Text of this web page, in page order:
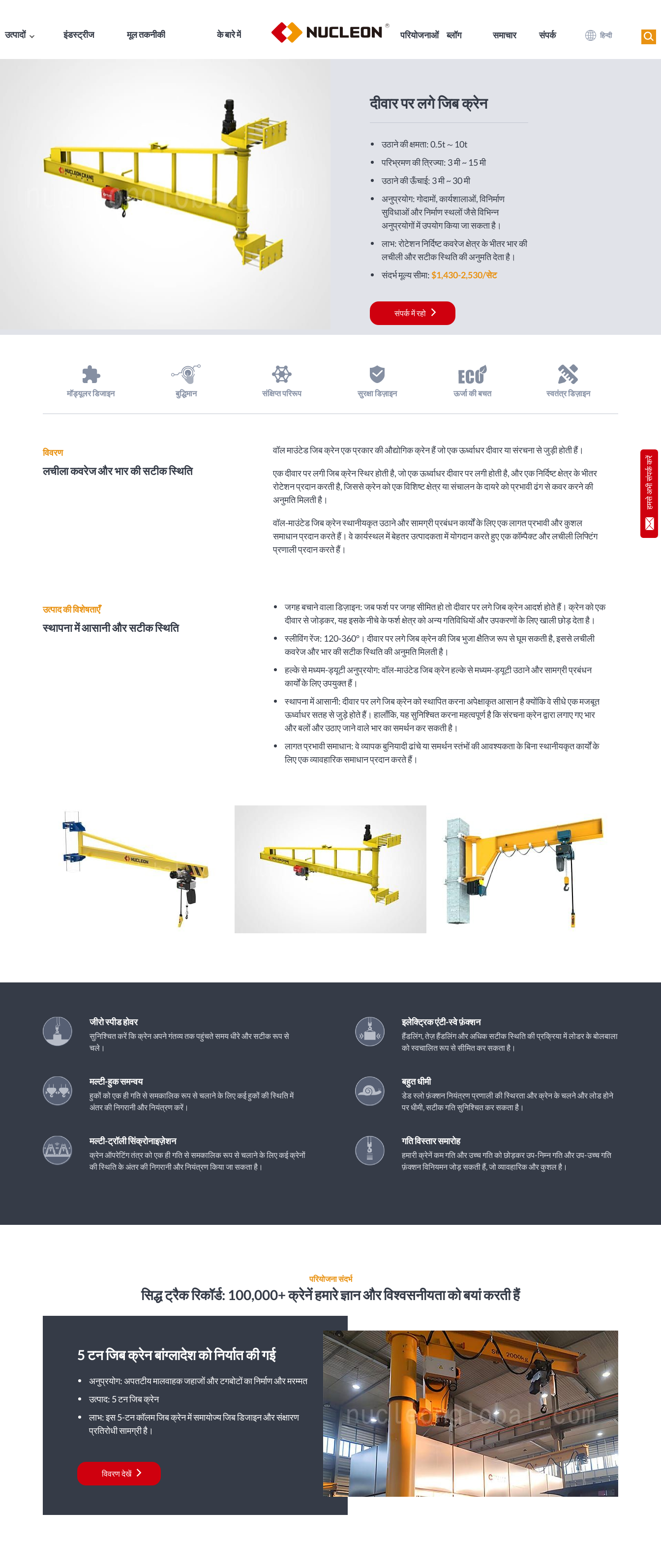
उत्पादों इंडस्ट्रीज मूल तकनीकी के बारे में परियोजनाओं ब्लॉग समाचार संपर्क हिन्दी
दीवार पर लगे जिब क्रेन
उठाने की क्षमता: 0.5t～10t
परिभ्रमण की त्रिज्या: 3 मी ~ 15 मी
उठाने की ऊँचाई: 3 मी ~ 30 मी
अनुप्रयोग: गोदामों, कार्यशालाओं, विनिर्माण
सुविधाओं और निर्माण स्थलों जैसे विभिन्न
अनुप्रयोगों में उपयोग किया जा सकता है।
लाभ: रोटेशन निर्दिष्ट कवरेज क्षेत्र के भीतर भार की
लचीली और सटीक स्थिति की अनुमति देता है।
संदर्भ मूल्य सीमा:$1,430-2,530/सेट
संपर्क में रहो
मॉड्यूलर डिजाइन बुद्धिमान संक्षिप्त परिरूप सुरक्षा डिज़ाइन ऊर्जा की बचत स्वतंत्र डिज़ाइन
विवरण
लचीला कवरेज और भार की सटीक स्थिति
वॉल माउंटेड जिब क्रेन एक प्रकार की औद्योगिक क्रेन हैं जो एक ऊर्ध्वाधर दीवार या संरचना से जुड़ी होती हैं।
एक दीवार पर लगी जिब क्रेन स्थिर होती है, जो एक ऊर्ध्वाधर दीवार पर लगी होती है, और एक निर्दिष्ट क्षेत्र के भीतर
रोटेशन प्रदान करती है, जिससे क्रेन को एक विशिष्ट क्षेत्र या संचालन के दायरे को प्रभावी ढंग से कवर करने की
अनुमति मिलती है।
वॉल-माउंटेड जिब क्रेन स्थानीयकृत उठाने और सामग्री प्रबंधन कार्यों के लिए एक लागत प्रभावी और कुशल
समाधान प्रदान करते हैं। वे कार्यस्थल में बेहतर उत्पादकता में योगदान करते हुए एक कॉम्पैक्ट और लचीली लिफ्टिंग
प्रणाली प्रदान करते हैं।
उत्पाद की विशेषताएँ
स्थापना में आसानी और सटीक स्थिति
जगह बचाने वाला डिज़ाइन: जब फर्श पर जगह सीमित हो तो दीवार पर लगे जिब क्रेन आदर्श होते हैं। क्रेन को एक
दीवार से जोड़कर, यह इसके नीचे के फर्श क्षेत्र को अन्य गतिविधियों और उपकरणों के लिए खाली छोड़ देता है।
स्लीविंग रेंज: 120-360°। दीवार पर लगे जिब क्रेन की जिब भुजा क्षैतिज रूप से घूम सकती है, इससे लचीली
कवरेज और भार की सटीक स्थिति की अनुमति मिलती है।
हल्के से मध्यम-ड्यूटी अनुप्रयोग: वॉल-माउंटेड जिब क्रेन हल्के से मध्यम-ड्यूटी उठाने और सामग्री प्रबंधन
कार्यों के लिए उपयुक्त हैं।
स्थापना में आसानी: दीवार पर लगे जिब क्रेन को स्थापित करना अपेक्षाकृत आसान है क्योंकि वे सीधे एक मजबूत
ऊर्ध्वाधर सतह से जुड़े होते हैं। हालाँकि, यह सुनिश्चित करना महत्वपूर्ण है कि संरचना क्रेन द्वारा लगाए गए भार
और बलों और उठाए जाने वाले भार का समर्थन कर सकती है।
लागत प्रभावी समाधान: वे व्यापक बुनियादी ढांचे या समर्थन स्तंभों की आवश्यकता के बिना स्थानीयकृत कार्यों के
लिए एक व्यावहारिक समाधान प्रदान करते हैं।
जीरो स्पीड होवर
सुनिश्चित करें कि क्रेन अपने गंतव्य तक पहुंचते समय धीरे और सटीक रूप से
चले।
इलेक्ट्रिक एंटी-स्वे फ़ंक्शन
हैंडलिंग, तेज़ हैंडलिंग और अधिक सटीक स्थिति की प्रक्रिया में लोडर के बोलबाला
को स्वचालित रूप से सीमित कर सकता है।
मल्टी-हुक समन्वय
हुकों को एक ही गति से समकालिक रूप से चलाने के लिए कई हुकों की स्थिति में
अंतर की निगरानी और नियंत्रण करें।
बहुत धीमी
डेड स्लो फ़ंक्शन नियंत्रण प्रणाली की स्थिरता और क्रेन के चलने और लोड होने
पर धीमी, सटीक गति सुनिश्चित कर सकता है।
मल्टी-ट्रॉली सिंक्रोनाइज़ेशन
क्रेन ऑपरेटिंग तंत्र को एक ही गति से समकालिक रूप से चलाने के लिए कई क्रेनों
की स्थिति के अंतर की निगरानी और नियंत्रण किया जा सकता है।
गति विस्तार समारोह
हमारी क्रेनें कम गति और उच्च गति को छोड़कर उप-निम्न गति और उप-उच्च गति
फ़ंक्शन विनियमन जोड़ सकती हैं, जो व्यावहारिक और कुशल है।
परियोजना संदर्भ
सिद्ध ट्रैक रिकॉर्ड: 100,000+ क्रेनें हमारे ज्ञान और विश्वसनीयता को बयां करती हैं
5 टन जिब क्रेन बांग्लादेश को निर्यात की गई
अनुप्रयोग: अपतटीय मालवाहक जहाजों और टगबोटों का निर्माण और मरम्मत
उत्पाद: 5 टन जिब क्रेन
लाभ: इस 5-टन कॉलम जिब क्रेन में समायोज्य जिब डिजाइन और संक्षारण
प्रतिरोधी सामग्री है।
विवरण देखें
हमसे अभी संपर्क करें